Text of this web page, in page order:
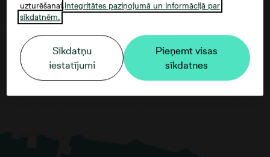
Google maps trešās puses datu
uzturēšanai.Integritātes paziņojumā un Informācijā par
sīkdatnēm.
Sīkdatņu
iestatījumi
Pieņemt visas
sīkdatnes